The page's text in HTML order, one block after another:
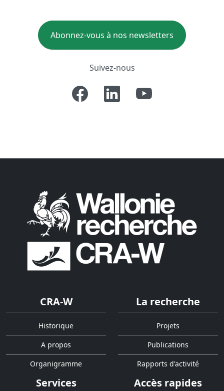
Abonnez-vous à nos newsletters
Suivez-nous
CRA-W
Historique
A propos
Organigramme
La recherche
Projets
Publications
Rapports d'activité
Services Accès rapides